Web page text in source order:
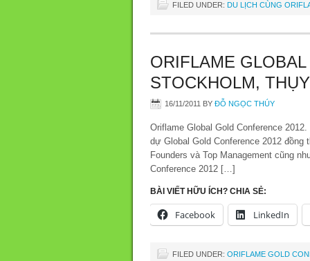
FILED UNDER: DU LỊCH CÙNG
ORIFLAME
STOCKHOLM,
16/11/2011 BY ĐỖ NGỌC THÚY
Oriflame Global Gold Conference
dự Global Gold Conference 2012
Founders và Top Management cũng
Conference 2012 […]
BÀI VIẾT HỮU ÍCH? CHIA SẺ:
Facebook LinkedIn
FILED UNDER: ORIFLAME GOLD